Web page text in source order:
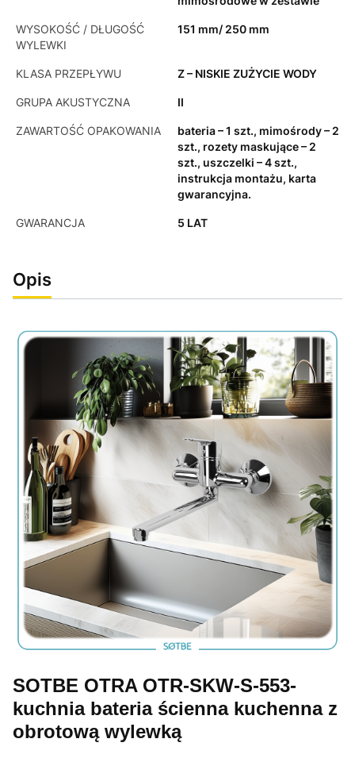
WYSOKOŚĆ / DŁUGOŚĆ
WYLEWKI
151 mm/ 250 mm
KLASA PRZEPŁYWU Z – NISKIE ZUŻYCIE WODY
GRUPA AKUSTYCZNA II
ZAWARTOŚĆ OPAKOWANIA
bateria – 1 szt., mimośrody – 2
szt., rozety maskujące – 2
szt., uszczelki – 4 szt.,
instrukcja montażu, karta
gwarancyjna.
GWARANCJA 5 LAT
Opis
SOTBE OTRA OTR-SKW-S-553-
kuchnia bateria ścienna kuchenna z
obrotową wylewką